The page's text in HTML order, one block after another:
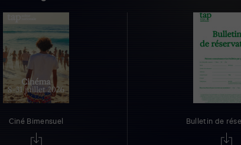
Ciné Bimensuel Bulletin de